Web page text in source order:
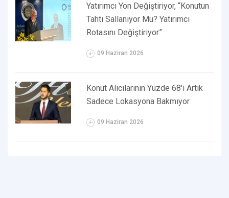
Yatırımcı Yön Değiştiriyor, “Konutun
Tahtı Sallanıyor Mu? Yatırımcı
Rotasını Değiştiriyor”
09 Haziran 2026
Konut Alıcılarının Yüzde 68'i Artık
Sadece Lokasyona Bakmıyor
09 Haziran 2026